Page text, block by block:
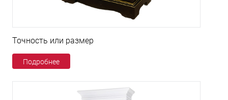
Точность или размер
Подробнее